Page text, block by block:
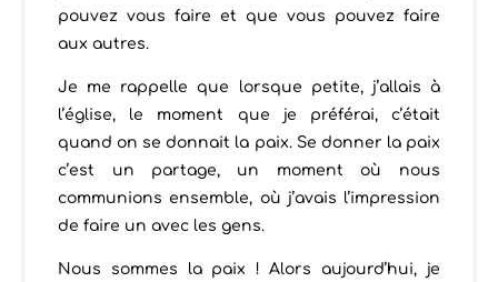
pouvez vous faire et que vous pouvez faire
aux autres.
Je me rappelle que lorsque petite, j’allais à
l’église, le moment que je préférai, c’était
quand on se donnait la paix. Se donner la paix
c’est un partage, un moment où nous
communions ensemble, où j’avais l’impression
de faire un avec les gens.
Nous sommes la paix ! Alors aujourd’hui, je